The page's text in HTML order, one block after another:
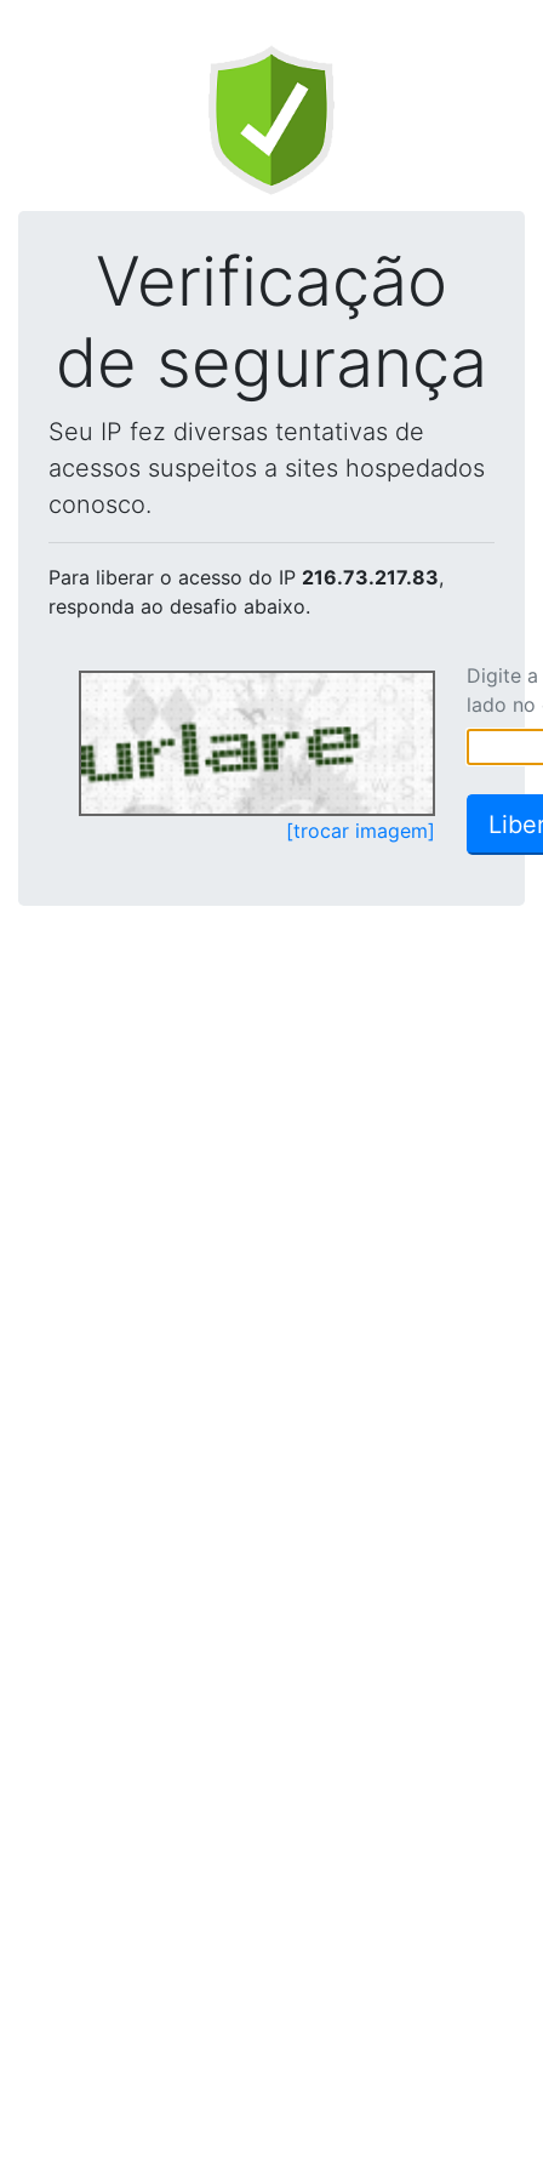
Verificação
de segurança
Seu IP fez diversas tentativas de
acessos suspeitos a sites hospedados
conosco.
Para liberar o acesso do IP 216.73.217.83,
responda ao desafio abaixo.
[trocar imagem]
Digite
lado no